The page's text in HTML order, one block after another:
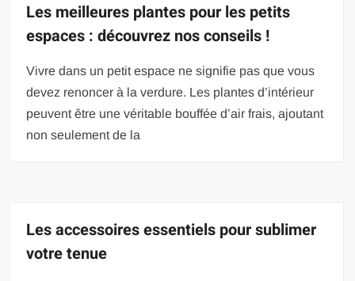
Les meilleures plantes pour les petits
espaces : découvrez nos conseils !
Vivre dans un petit espace ne signifie pas que vous
devez renoncer à la verdure. Les plantes d’intérieur
peuvent être une véritable bouffée d’air frais, ajoutant
non seulement de la
Les accessoires essentiels pour sublimer
votre tenue